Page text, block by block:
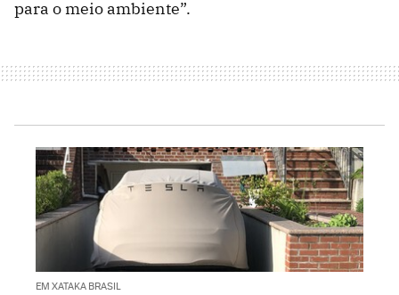
para o meio ambiente”.
EM XATAKA BRASIL